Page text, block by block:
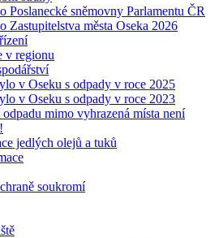
Poslanecké sněmovny Parlamentu ČR
Zastupitelstva města Oseka 2026
v regionu
v Oseku s odpady v roce 2025
v Oseku s odpady v roce 2023
mimo vyhrazená místa není
jedlých olejů a tuků
soukromí